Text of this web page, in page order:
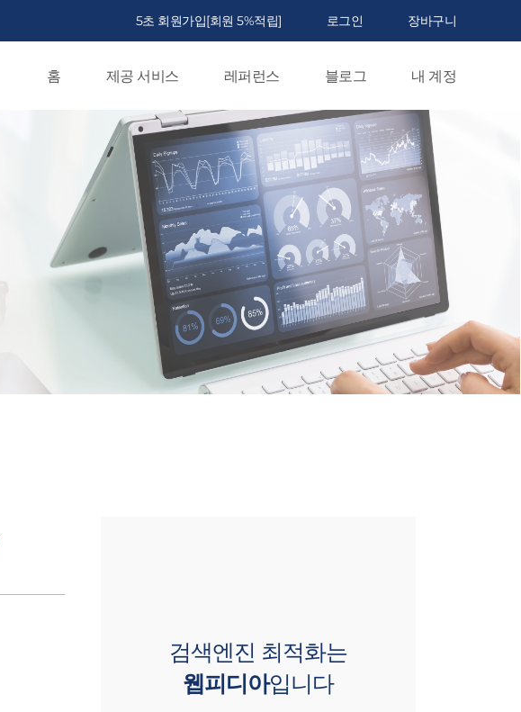
5초 회원가입[회원 5%적립] 로그인 장바구니
홈 제공 서비스 레퍼런스 블로그 내 계정
검색엔진 최적화는
웹피디아입니다